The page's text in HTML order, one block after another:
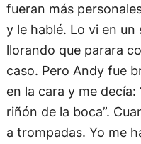
fueran más
y le hablé. Lo vi en
llorando que parara
caso. Pero Andy fue
en la cara y me
riñón de la boca”.
a trompadas. Yo me